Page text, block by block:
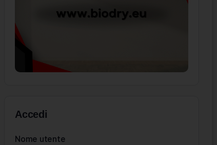
Accedi
Nome utente